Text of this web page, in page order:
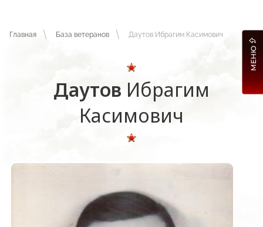
Главная База ветеранов Даутов Ибрагим Касимович
Даутов Ибрагим
Касимович
МЕНЮ